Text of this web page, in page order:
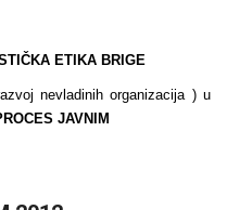
ETIKA BRIGE
nevladinih organizacija ) u
JAVNIM